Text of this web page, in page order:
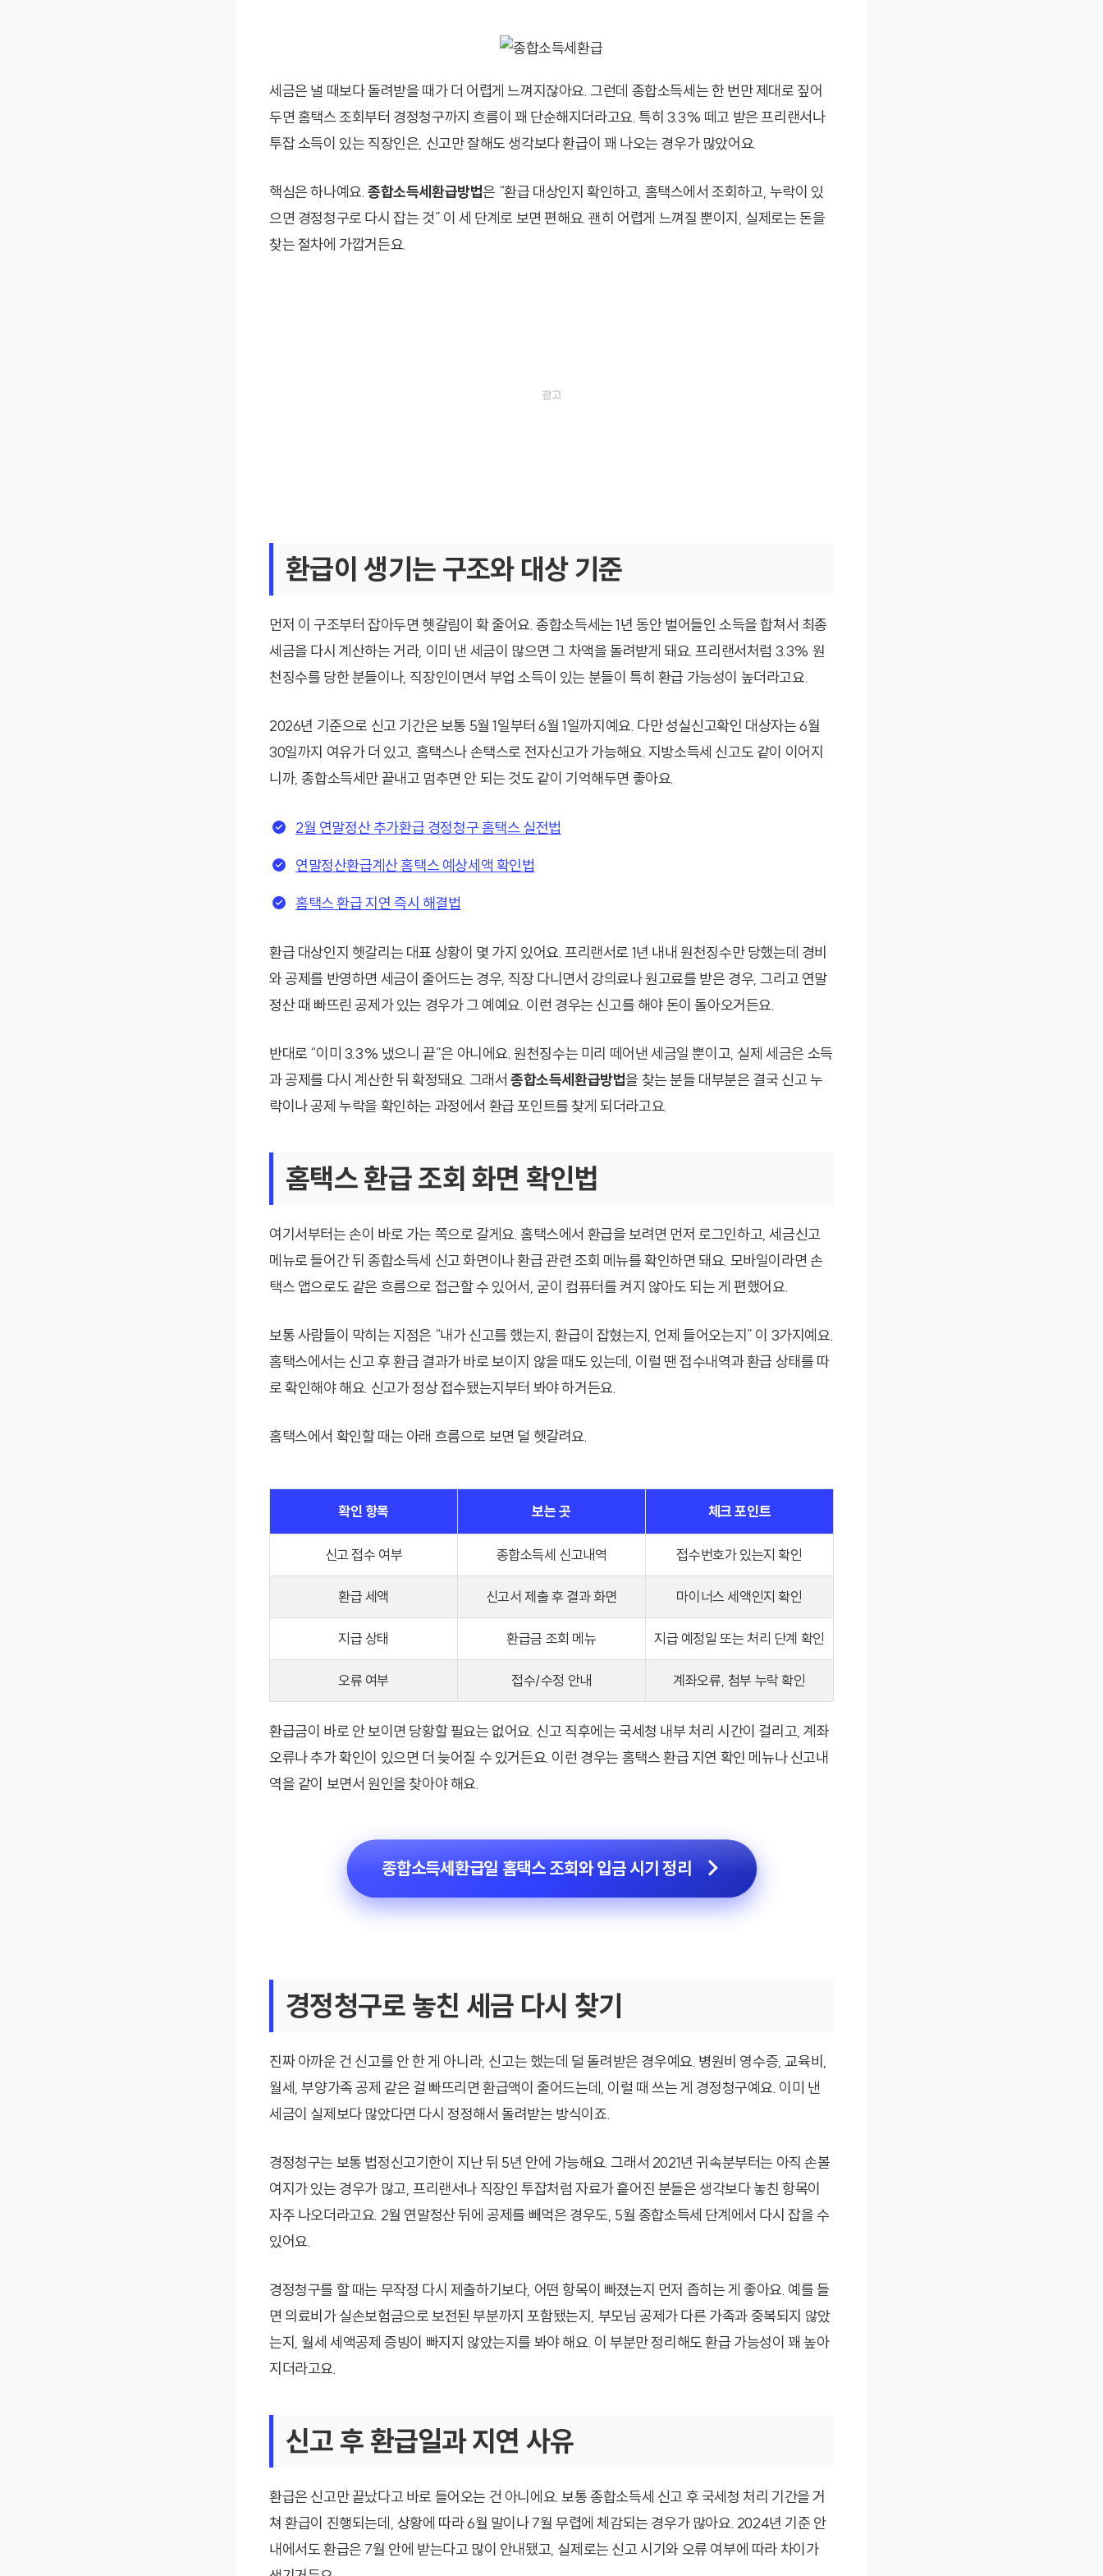
세금은 낼 때보다 돌려받을 때가 더 어렵게 느껴지잖아요. 그런데 종합소득세는 한 번만 제대로 짚어
두면 홈택스 조회부터 경정청구까지 흐름이 꽤 단순해지더라고요. 특히 3.3% 떼고 받은 프리랜서나
투잡 소득이 있는 직장인은, 신고만 잘해도 생각보다 환급이 꽤 나오는 경우가 많았어요.
핵심은 하나예요. 종합소득세환급방법은 “환급 대상인지 확인하고, 홈택스에서 조회하고, 누락이 있
으면 경정청구로 다시 잡는 것” 이 세 단계로 보면 편해요. 괜히 어렵게 느껴질 뿐이지, 실제로는 돈을
찾는 절차에 가깝거든요.
환급이 생기는 구조와 대상 기준
먼저 이 구조부터 잡아두면 헷갈림이 확 줄어요. 종합소득세는 1년 동안 벌어들인 소득을 합쳐서 최종
세금을 다시 계산하는 거라, 이미 낸 세금이 많으면 그 차액을 돌려받게 돼요. 프리랜서처럼 3.3% 원
천징수를 당한 분들이나, 직장인이면서 부업 소득이 있는 분들이 특히 환급 가능성이 높더라고요.
2026년 기준으로 신고 기간은 보통 5월 1일부터 6월 1일까지예요. 다만 성실신고확인 대상자는 6월
30일까지 여유가 더 있고, 홈택스나 손택스로 전자신고가 가능해요. 지방소득세 신고도 같이 이어지
니까, 종합소득세만 끝내고 멈추면 안 되는 것도 같이 기억해두면 좋아요.
2월 연말정산 추가환급 경정청구 홈택스 실전법
연말정산환급계산 홈택스 예상세액 확인법
홈택스 환급 지연 즉시 해결법
환급 대상인지 헷갈리는 대표 상황이 몇 가지 있어요. 프리랜서로 1년 내내 원천징수만 당했는데 경비
와 공제를 반영하면 세금이 줄어드는 경우, 직장 다니면서 강의료나 원고료를 받은 경우, 그리고 연말
정산 때 빠뜨린 공제가 있는 경우가 그 예예요. 이런 경우는 신고를 해야 돈이 돌아오거든요.
반대로 “이미 3.3% 냈으니 끝”은 아니에요. 원천징수는 미리 떼어낸 세금일 뿐이고, 실제 세금은 소득
과 공제를 다시 계산한 뒤 확정돼요. 그래서종합소득세환급방법을 찾는 분들 대부분은 결국 신고 누
락이나 공제 누락을 확인하는 과정에서 환급 포인트를 찾게 되더라고요.
홈택스 환급 조회 화면 확인법
여기서부터는 손이 바로 가는 쪽으로 갈게요. 홈택스에서 환급을 보려면 먼저 로그인하고, 세금신고
메뉴로 들어간 뒤 종합소득세 신고 화면이나 환급 관련 조회 메뉴를 확인하면 돼요. 모바일이라면 손
택스 앱으로도 같은 흐름으로 접근할 수 있어서, 굳이 컴퓨터를 켜지 않아도 되는 게 편했어요.
보통 사람들이 막히는 지점은 “내가 신고를 했는지, 환급이 잡혔는지, 언제 들어오는지” 이 3가지예요.
홈택스에서는 신고 후 환급 결과가 바로 보이지 않을 때도 있는데, 이럴 땐 접수내역과 환급 상태를 따
로 확인해야 해요. 신고가 정상 접수됐는지부터 봐야 하거든요.
홈택스에서 확인할 때는 아래 흐름으로 보면 덜 헷갈려요.
확인 항목 보는 곳 체크 포인트
신고 접수 여부 종합소득세 신고내역 접수번호가 있는지 확인
환급 세액 신고서 제출 후 결과 화면 마이너스 세액인지 확인
지급 상태 환급금 조회 메뉴 지급 예정일 또는 처리 단계 확인
오류 여부 접수/수정 안내 계좌오류, 첨부 누락 확인
환급금이 바로 안 보이면 당황할 필요는 없어요. 신고 직후에는 국세청 내부 처리 시간이 걸리고, 계좌
오류나 추가 확인이 있으면 더 늦어질 수 있거든요. 이런 경우는 홈택스 환급 지연 확인 메뉴나 신고내
역을 같이 보면서 원인을 찾아야 해요.
종합소득세환급일 홈택스 조회와 입금 시기 정리
경정청구로 놓친 세금 다시 찾기
진짜 아까운 건 신고를 안 한 게 아니라, 신고는 했는데 덜 돌려받은 경우예요. 병원비 영수증, 교육비,
월세, 부양가족 공제 같은 걸 빠뜨리면 환급액이 줄어드는데, 이럴 때 쓰는 게 경정청구예요. 이미 낸
세금이 실제보다 많았다면 다시 정정해서 돌려받는 방식이죠.
경정청구는 보통 법정신고기한이 지난 뒤 5년 안에 가능해요. 그래서 2021년 귀속분부터는 아직 손볼
여지가 있는 경우가 많고, 프리랜서나 직장인 투잡처럼 자료가 흩어진 분들은 생각보다 놓친 항목이
자주 나오더라고요. 2월 연말정산 뒤에 공제를 빼먹은 경우도, 5월 종합소득세 단계에서 다시 잡을 수
있어요.
경정청구를 할 때는 무작정 다시 제출하기보다, 어떤 항목이 빠졌는지 먼저 좁히는 게 좋아요. 예를 들
면 의료비가 실손보험금으로 보전된 부분까지 포함됐는지, 부모님 공제가 다른 가족과 중복되지 않았
는지, 월세 세액공제 증빙이 빠지지 않았는지를 봐야 해요. 이 부분만 정리해도 환급 가능성이 꽤 높아
지더라고요.
신고 후 환급일과 지연 사유
환급은 신고만 끝났다고 바로 들어오는 건 아니에요. 보통 종합소득세 신고 후 국세청 처리 기간을 거
쳐 환급이 진행되는데, 상황에 따라 6월 말이나 7월 무렵에 체감되는 경우가 많아요. 2024년 기준 안
내에서도 환급은 7월 안에 받는다고 많이 안내됐고, 실제로는 신고 시기와 오류 여부에 따라 차이가